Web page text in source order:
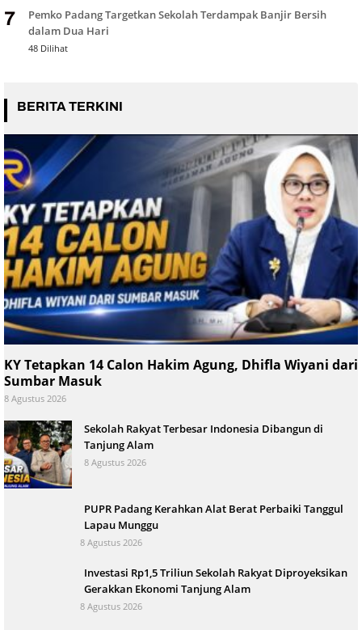
7
Pemko Padang Targetkan Sekolah Terdampak Banjir Bersih
dalam Dua Hari
48 Dilihat
BERITA TERKINI
KY Tetapkan 14 Calon Hakim Agung, Dhifla Wiyani dari
Sumbar Masuk
8 Agustus 2026
Sekolah Rakyat Terbesar Indonesia Dibangun di
Tanjung Alam
8 Agustus 2026
PUPR Padang Kerahkan Alat Berat Perbaiki Tanggul
Lapau Munggu
8 Agustus 2026
Investasi Rp1,5 Triliun Sekolah Rakyat Diproyeksikan
Gerakkan Ekonomi Tanjung Alam
8 Agustus 2026